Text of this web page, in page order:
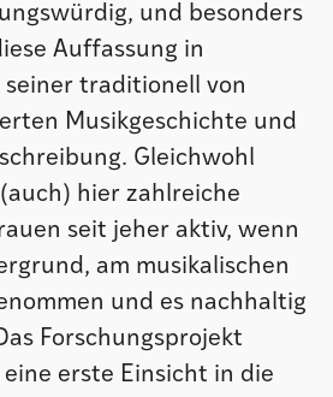
und besonders
Auffassung in
traditionell von
Musikgeschichte und
Gleichwohl
hier zahlreiche
seit jeher aktiv, wenn
am musikalischen
und es nachhaltig
Forschungsprojekt
erste Einsicht in die